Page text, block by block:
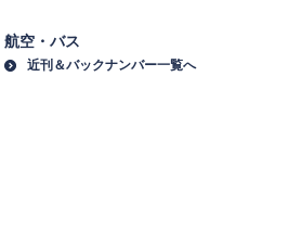
航空・バス
近刊＆バックナンバー一覧へ